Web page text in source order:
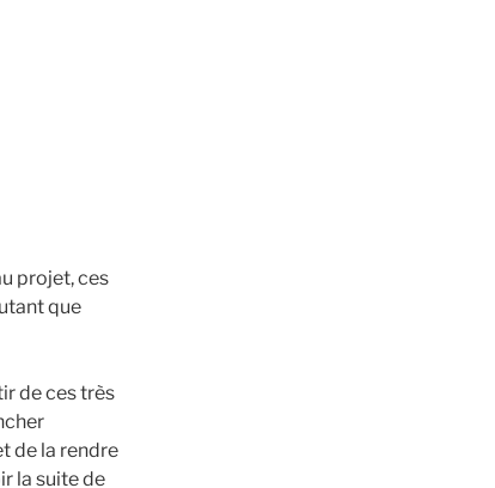
projet, ces
que
de ces très
de la rendre
la suite de